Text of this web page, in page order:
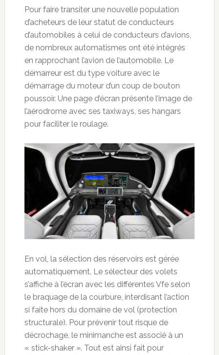
Pour faire transiter une nouvelle population
d’acheteurs de leur statut de conducteurs
d’automobiles à celui de conducteurs d’avions,
de nombreux automatismes ont été intégrés
en rapprochant l’avion de l’automobile. Le
démarreur est du type voiture avec le
démarrage du moteur d’un coup de bouton
poussoir. Une page d’écran présente l’image de
l’aérodrome avec ses taxiways, ses hangars
pour faciliter le roulage.
En vol, la sélection des réservoirs est gérée
automatiquement. Le sélecteur des volets
s’affiche à l’écran avec les différentes Vfe selon
le braquage de la courbure, interdisant l’action
si faite hors du domaine de vol (protection
structurale). Pour prévenir tout risque de
décrochage, le minimanche est associé à un
« stick-shaker ». Tout est ainsi fait pour